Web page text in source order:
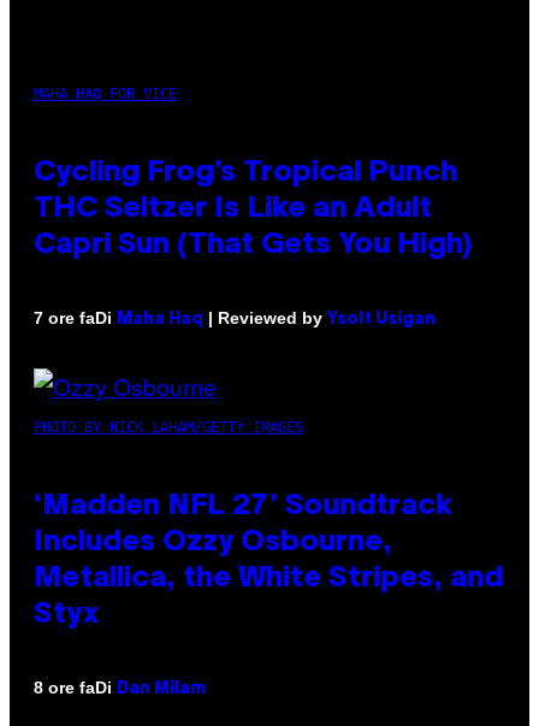
MAHA HAQ FOR VICE
Cycling Frog’s Tropical Punch
THC Seltzer Is Like an Adult
Capri Sun (That Gets You High)
7 ore faDi Maha Haq | Reviewed by Ysolt Usigan
PHOTO BY NICK LAHAM/GETTY IMAGES
‘Madden NFL 27’ Soundtrack
Includes Ozzy Osbourne,
Metallica, the White Stripes, and
Styx
8 ore faDi Dan Milam